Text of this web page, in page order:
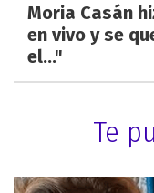
Moria Casán
en vivo y se
el..."
Te